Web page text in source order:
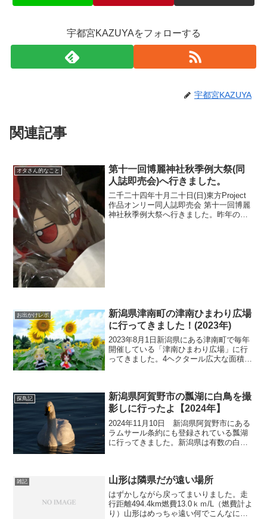
宇都宮KAZUYAをフォローする
宇都宮KAZUYA
関連記事
オタさん的なこと
第十一回博麗神社秋季例大祭(同
人誌即売会)へ行きました。
二千二十四年十月二十日(日)東方Project
作品オンリー同人誌即売会 第十一回博麗
神社秋季例大祭へ行きました。昨年の秋
お出かけレポ
新潟県津南町の津南ひまわり広場
に行ってきました！(2023年)
2023年8月1日新潟県にある津南町で毎年
開催している「津南ひまわり広場」に行
ってきました。4ヘクタール広大な面積を
7/28~8/...
探鳥記
新潟県阿賀野市の瓢湖に白鳥を撮
影しに行ったよ【2024年】
2024年11月10日 新潟県阿賀野市にある
ラムサール条約にも登録されている瓢湖
に行ってきました。新潟県は有数の白鳥
方がオススメ...
雑記 山形は隣県だが遠い場所
はずかしながら戻ってまいりました。走
行距離494.4km燃費13.0ｋｍ/L（燃費計よ
り）山形はめっちゃ遠い何でこんなに遠